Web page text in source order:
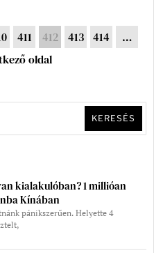
411 412 413 414
…
oldal
KERESÉS
kialakulóban? 1 millióan
Kínában
pánikszerűen. Helyette 4